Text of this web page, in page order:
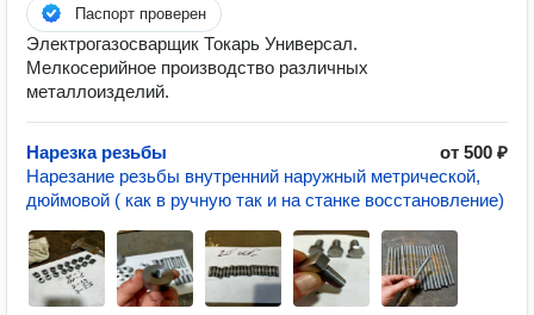
Паспорт проверен
Электрогазосварщик Токарь Универсал.
Мелкосерийное производство различных
металлоизделий.
Нарезка резьбы
от 500 ₽
Нарезание резьбы внутренний наружный метрической,
дюймовой ( как в ручную так и на станке восстановление)